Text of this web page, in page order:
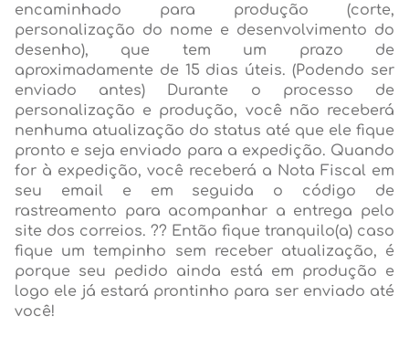
encaminhado para produção (corte,
personalização do nome e desenvolvimento do
desenho), que tem um prazo de
aproximadamente de 15 dias úteis. (Podendo ser
enviado antes) Durante o processo de
personalização e produção, você não receberá
nenhuma atualização do status até que ele fique
pronto e seja enviado para a expedição. Quando
for à expedição, você receberá a Nota Fiscal em
seu email e em seguida o código de
rastreamento para acompanhar a entrega pelo
site dos correios. ?? Então fique tranquilo(a) caso
fique um tempinho sem receber atualização, é
porque seu pedido ainda está em produção e
logo ele já estará prontinho para ser enviado até
você!